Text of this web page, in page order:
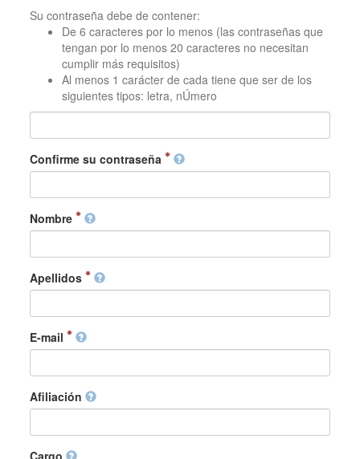
Su contraseña debe de contener:
De 6 caracteres por lo menos (las contraseñas que
tengan por lo menos 20 caracteres no necesitan
cumplir más requisitos)
Al menos 1 carácter de cada tiene que ser de los
siguientes tipos: letra, nÚmero
Confirme su contraseña
Nombre
Apellidos
E-mail
Afiliación
Cargo